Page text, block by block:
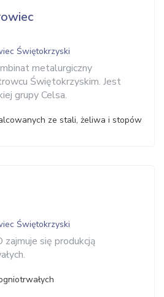
Świętokrzyski
metalurgiczny
Świętokrzyskim. Jest
grupy Celsa.
ze stali, żeliwa i stopów
Świętokrzyski
się produkcją